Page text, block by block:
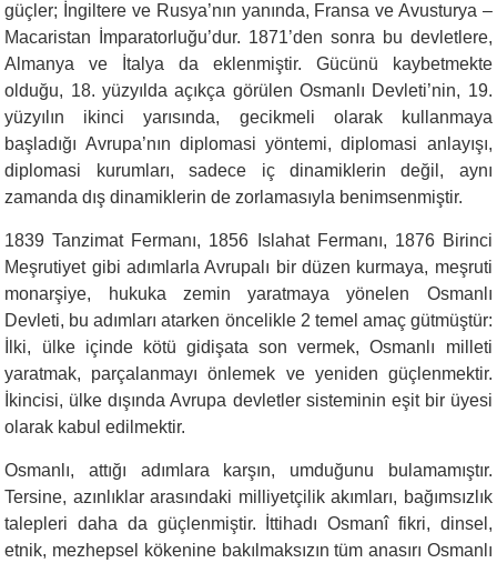
güçler; İngiltere ve Rusya’nın yanında, Fransa ve Avusturya –
Macaristan İmparatorluğu’dur. 1871’den sonra bu devletlere,
Almanya ve İtalya da eklenmiştir. Gücünü kaybetmekte
olduğu, 18. yüzyılda açıkça görülen Osmanlı Devleti’nin, 19.
yüzyılın ikinci yarısında, gecikmeli olarak kullanmaya
başladığı Avrupa’nın diplomasi yöntemi, diplomasi anlayışı,
diplomasi kurumları, sadece iç dinamiklerin değil, aynı
zamanda dış dinamiklerin de zorlamasıyla benimsenmiştir.
1839 Tanzimat Fermanı, 1856 Islahat Fermanı, 1876 Birinci
Meşrutiyet gibi adımlarla Avrupalı bir düzen kurmaya, meşruti
monarşiye, hukuka zemin yaratmaya yönelen Osmanlı
Devleti, bu adımları atarken öncelikle 2 temel amaç gütmüştür:
İlki, ülke içinde kötü gidişata son vermek, Osmanlı milleti
yaratmak, parçalanmayı önlemek ve yeniden güçlenmektir.
İkincisi, ülke dışında Avrupa devletler sisteminin eşit bir üyesi
olarak kabul edilmektir.
Osmanlı, attığı adımlara karşın, umduğunu bulamamıştır.
Tersine, azınlıklar arasındaki milliyetçilik akımları, bağımsızlık
talepleri daha da güçlenmiştir. İttihadı Osmanî fikri, dinsel,
etnik, mezhepsel kökenine bakılmaksızın tüm anasırı Osmanlı